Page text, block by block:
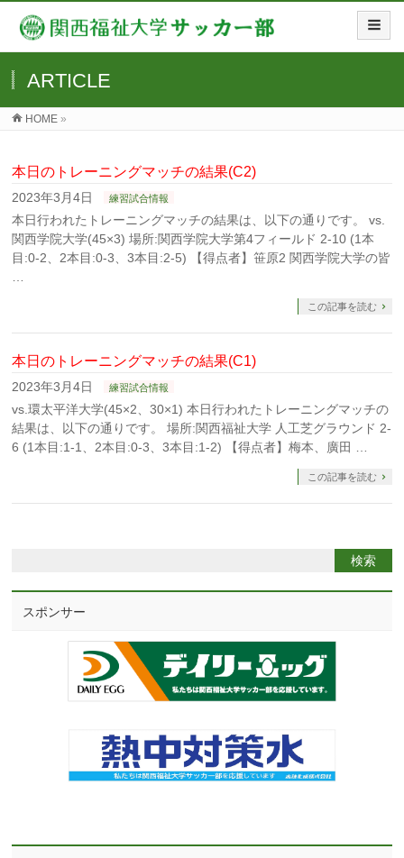
ARTICLE
HOME »
本日のトレーニングマッチの結果(C2)
2023年3月4日 練習試合情報
本日行われたトレーニングマッチの結果は、以下の通りです。 vs.
関西学院大学(45×3) 場所:関西学院大学第4フィールド 2-10 (1本
目:0-2、2本目:0-3、3本目:2-5) 【得点者】笹原2 関西学院大学の皆
この記事を読む
本日のトレーニングマッチの結果(C1)
2023年3月4日 練習試合情報
vs.環太平洋大学(45×2、30×1) 本日行われたトレーニングマッチの
結果は、以下の通りです。 場所:関西福祉大学 人工芝グラウンド 2-
6 (1本目:1-1、2本目:0-3、3本目:1-2) 【得点者】梅本、廣田 …
この記事を読む
スポンサー